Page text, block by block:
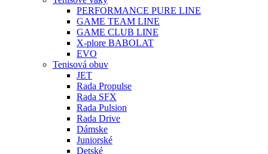
PERFORMANCE PURE LINE
GAME TEAM LINE
GAME CLUB LINE
X-plore BABOLAT
EVO
Tenisová obuv
JET
Rada Propulse
Rada SFX
Rada Pulsion
Rada Drive
Dámske
Juniorské
Detské